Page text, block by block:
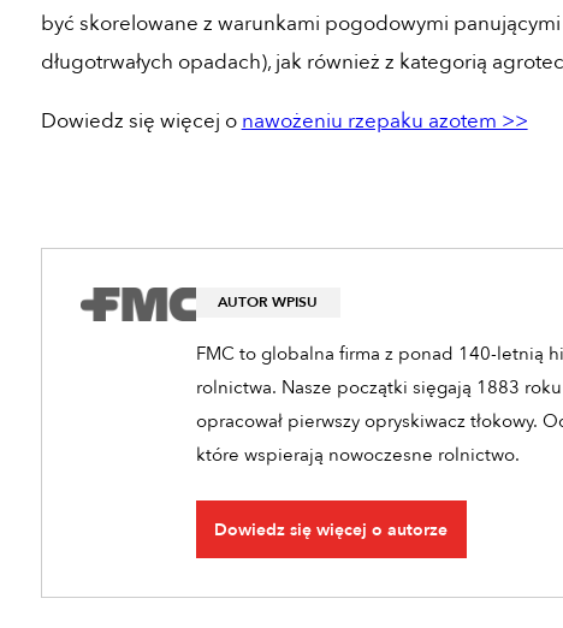
być skorelowane z warunkami pogodowymi
długotrwałych opadach), jak również z kategorią
Dowiedz się więcej o nawożeniu rzepaku azotem >>
AUTOR WPISU
FMC to globalna firma z ponad 140-letnią
rolnictwa. Nasze początki sięgają 1883
opracował pierwszy opryskiwacz tłokowy.
które wspierają nowoczesne rolnictwo.
Dowiedz się więcej o autorze